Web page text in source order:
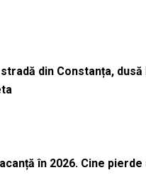
din Constanța,
în 2026. Cine